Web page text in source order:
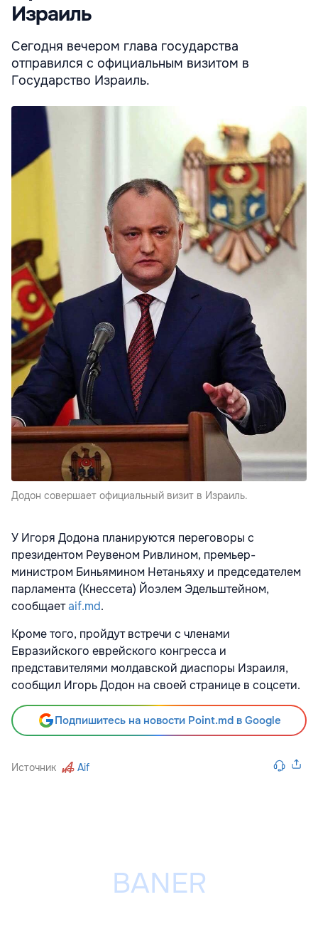
Израиль
Сегодня вечером глава государства
отправился с официальным визитом в
Государство Израиль.
Додон совершает официальный визит в Израиль.
У Игоря Додона планируются переговоры с
президентом Реувеном Ривлином, премьер-
министром Биньямином Нетаньяху и председателем
парламента (Кнессета) Йоэлем Эдельштейном,
сообщаетaif.md.
Кроме того, пройдут встречи с членами
Евразийского еврейского конгресса и
представителями молдавской диаспоры Израиля,
сообщил Игорь Додон на своей странице в соцсети.
Подпишитесь на новости Point.md в Google
Источник Aif